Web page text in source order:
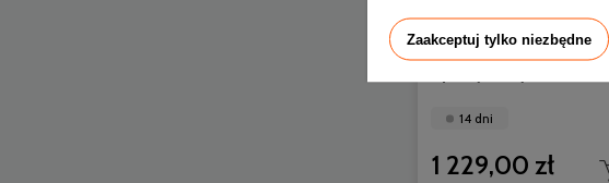
Janpol Materac Kronos
14 dni
1 229,00 zł
Zaakceptuj tylko niezbędne